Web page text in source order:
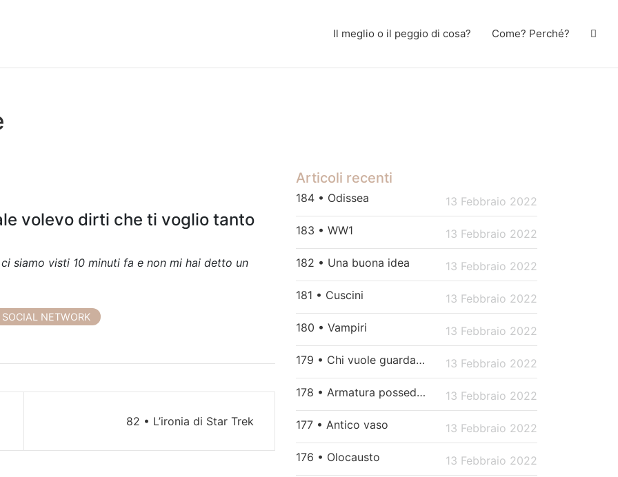
Il meglio o il peggio di cosa? Come? Perché?
volevo dirti che ti voglio tanto
siamo visti 10 minuti fa e non mi hai detto un
SOCIAL NETWORK
82 • L’ironia di Star Trek
Articoli recenti
184 • Odissea 13 Febbraio 2022
183 • WW1 13 Febbraio 2022
182 • Una buona idea 13 Febbraio 2022
181 • Cuscini 13 Febbraio 2022
180 • Vampiri 13 Febbraio 2022
179 • Chi vuole guardare Netflix? 13 Febbraio 2022
178 • Armatura posseduta 13 Febbraio 2022
177 • Antico vaso 13 Febbraio 2022
176 • Olocausto 13 Febbraio 2022